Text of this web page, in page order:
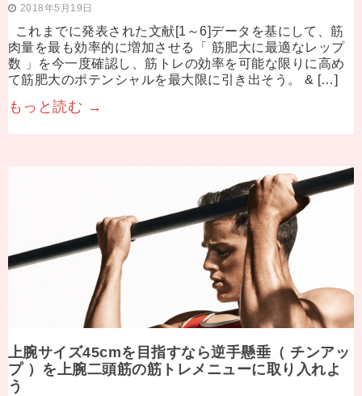
2018年5月19日
これまでに発表された文献[1～6]データを基にして、筋
肉量を最も効率的に増加させる「 筋肥大に最適なレップ
数 」を今一度確認し、筋トレの効率を可能な限りに高め
て筋肥大のポテンシャルを最大限に引き出そう。 & […]
もっと読む →
上腕サイズ45cmを目指すなら逆手懸垂（ チンアッ
プ ）を上腕二頭筋の筋トレメニューに取り入れよ
う